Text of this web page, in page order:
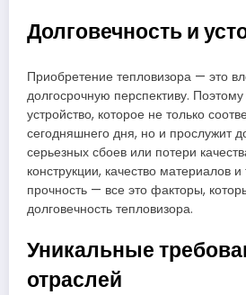
Долговечность и
Приобретение тепловизора — это
долгосрочную перспективу.
устройство, которое не только
сегодняшнего дня, но и прослужит
серьезных сбоев или потери
конструкции, качество материалов
прочность — все это факторы,
долговечность тепловизора.
Уникальные
отраслей